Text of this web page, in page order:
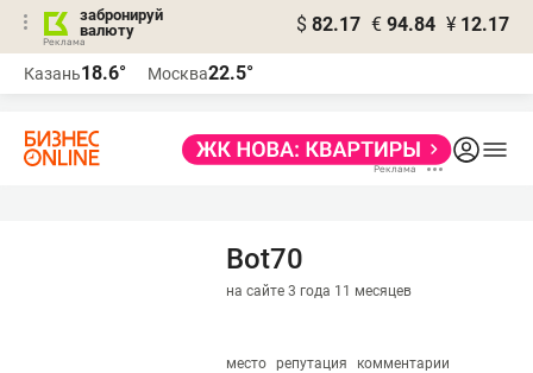
забронируй
валюту
$ 82.17 € 94.84 ¥ 12.17
Казань18.6° Москва22.5°
Bot70
на сайте 3 года 11 месяцев
место репутация комментарии